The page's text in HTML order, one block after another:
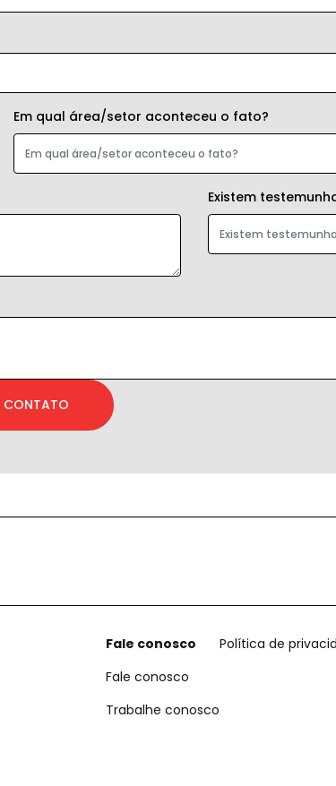
Em qual área/setor aconteceu o fato?
Existem
CONTATO
Fale conosco
Fale conosco
Trabalhe conosco
Política de